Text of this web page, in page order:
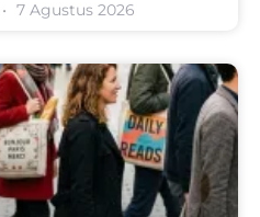
7 Agustus 2026